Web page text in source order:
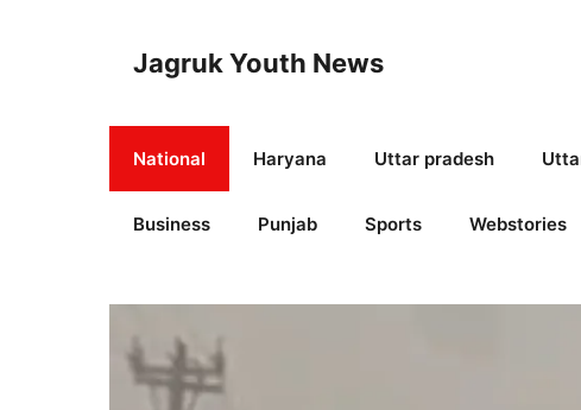
Jagruk Youth News
National Haryana Uttar pradesh
Business Punjab Sports Webstories